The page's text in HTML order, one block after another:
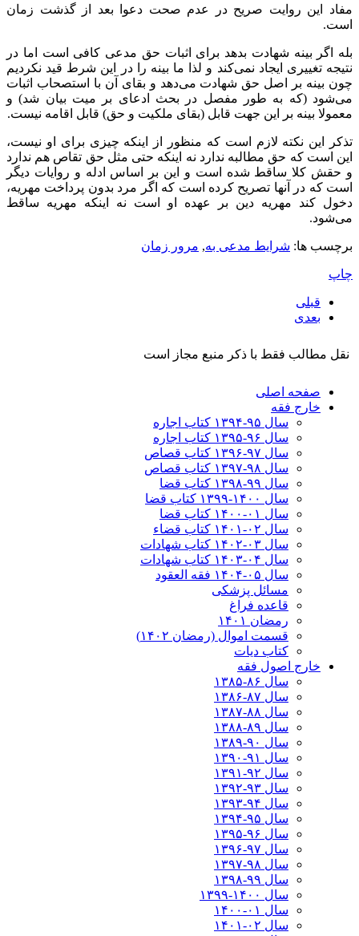
مفاد این روایت صریح در عدم صحت دعوا بعد از گذشت زمان
است.
بله اگر بینه شهادت بدهد برای اثبات حق مدعی کافی است اما در
نتیجه تغییری ایجاد نمی‌کند و لذا ما بینه را در این شرط قید نکردیم
چون بینه بر اصل حق شهادت می‌دهد و بقای آن با استصحاب اثبات
می‌شود (که به طور مفصل در بحث ادعای بر میت بیان شد) و
معمولا بینه بر این جهت قابل (بقای ملکیت و حق) قابل اقامه نیست.
تذکر این نکته لازم است که منظور از اینکه چیزی برای او نیست،
این است که حق مطالبه ندارد نه اینکه حتی مثل حق تقاص هم ندارد
و حقش کلا ساقط شده است و این بر اساس ادله و روایات دیگر
است که در آنها تصریح کرده است که اگر مرد بدون پرداخت مهریه،
دخول کند مهریه دین بر عهده او است نه اینکه مهریه ساقط
می‌شود.
برچسب ها: شرایط مدعی به, مرور زمان
چاپ
قبلی
بعدی
نقل مطالب فقط با ذکر منبع مجاز است
صفحه اصلی
خارج فقه
سال ۹۵-۱۳۹۴ کتاب اجاره
سال ۹۶-۱۳۹۵ کتاب اجاره
سال ۹۷-۱۳۹۶ کتاب قصاص
سال ۹۸-۱۳۹۷ کتاب قصاص
سال ۹۹-۱۳۹۸‍ کتاب قضا
سال ۱۴۰۰-۱۳۹۹ کتاب قضا
سال ۰۱-۱۴۰۰ کتاب قضا
سال ۰۲-۱۴۰۱ کتاب قضاء
سال ۰۳-۱۴۰۲ کتاب شهادات
سال ۰۴-۱۴۰۳ کتاب شهادات
سال ۰۵-۱۴۰۴ فقه العقود
مسائل پزشکی
قاعده فراغ
رمضان ۱۴۰۱
قسمت اموال (رمضان ۱۴۰۲)
کتاب دیات
خارج اصول فقه
سال ۸۶-۱۳۸۵
سال ۸۷-۱۳۸۶
سال ۸۸-۱۳۸۷
سال ۸۹-۱۳۸۸
سال ۹۰-۱۳۸۹
سال ۹۱-۱۳۹۰
سال ۹۲-۱۳۹۱
سال ۹۳-۱۳۹۲
سال ۹۴-۱۳۹۳
سال ۹۵-۱۳۹۴
سال ۹۶-۱۳۹۵
سال ۹۷-۱۳۹۶
سال ۹۸-۱۳۹۷
سال ۹۹-۱۳۹۸‍
سال ۱۴۰۰-۱۳۹۹
سال ۰۱-۱۴۰۰
سال ۰۲-۱۴۰۱